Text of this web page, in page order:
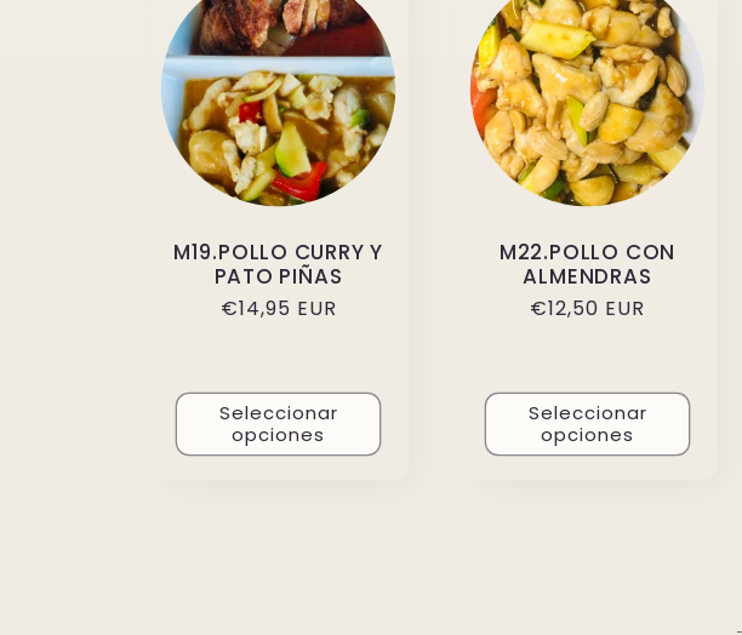
M19.POLLO CURRY Y
PATO PIÑAS
Precio
€14,95 EUR
Seleccionar
opciones
M22.POLLO CON
ALMENDRAS
Precio
€12,50 EUR
Seleccionar
opciones